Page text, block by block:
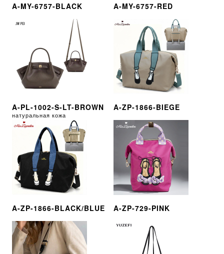
A-MY-6757-BLACK A-MY-6757-RED
A-PL-1002-S-LT-BROWN
натуральная кожа
A-ZP-1866-BIEGE
A-ZP-1866-BLACK/BLUE A-ZP-729-PINK